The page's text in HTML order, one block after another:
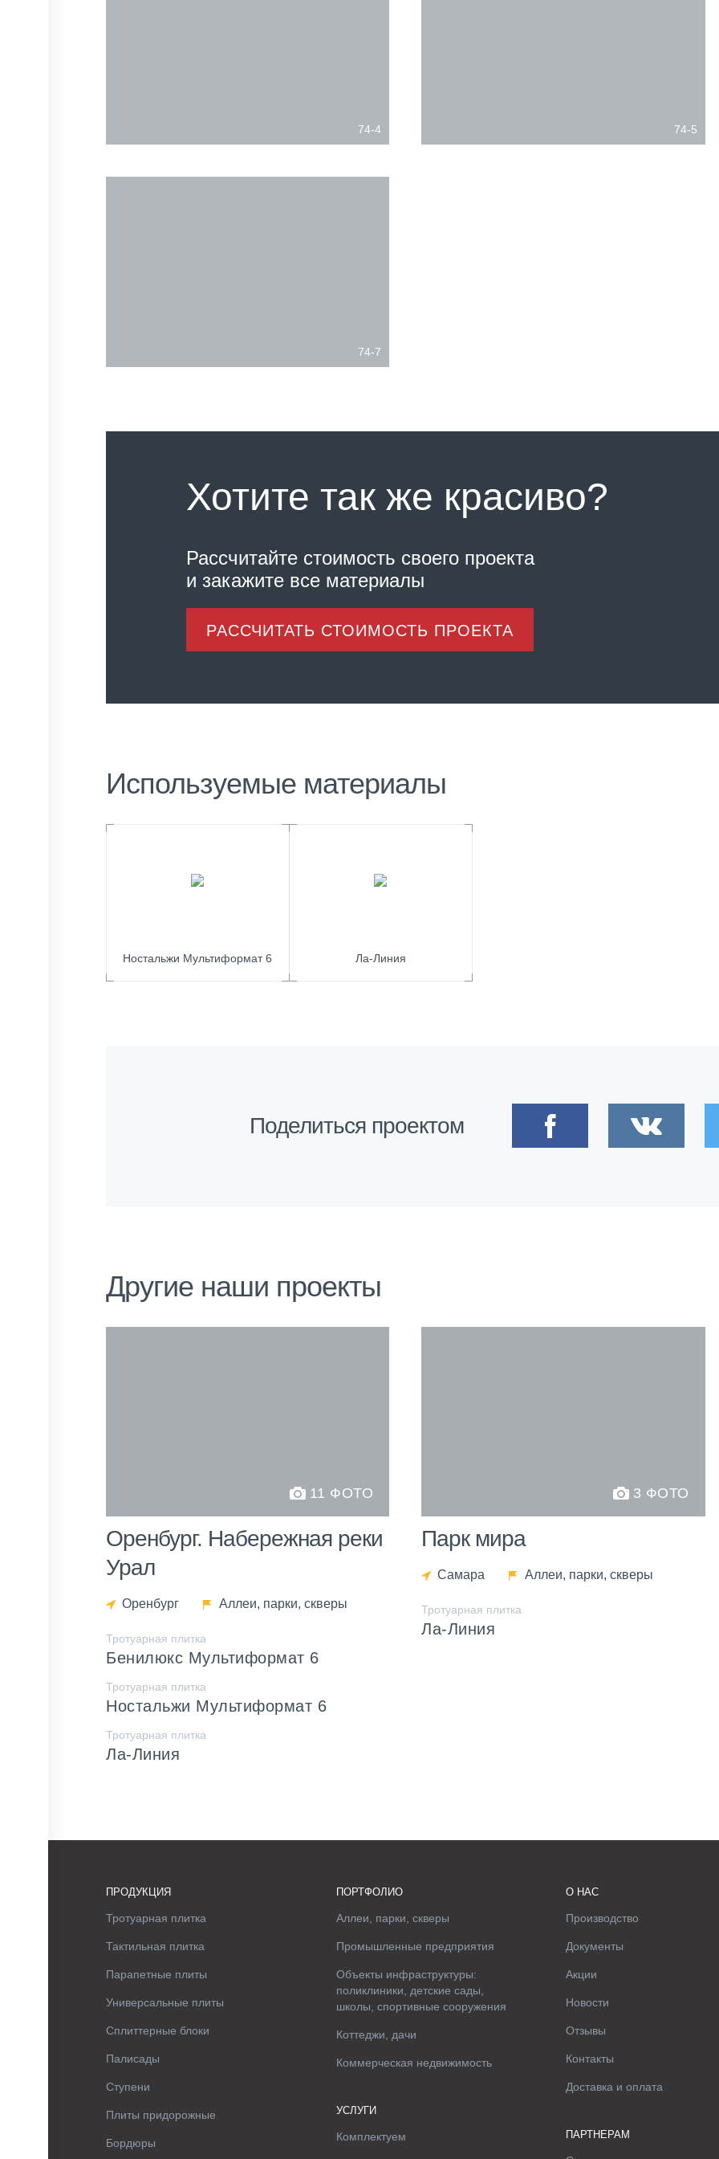
74-4 74-5
74-7
Хотите так же красиво?
Рассчитайте стоимость своего проекта
и закажите все материалы
РАССЧИТАТЬ СТОИМОСТЬ ПРОЕКТА
Используемые материалы
Ностальжи Мультиформат 6 Ла-Линия
Поделиться проектом
Другие наши проекты
11 ФОТО
Оренбург. Набережная реки
Урал
Оренбург Аллеи, парки, скверы
Тротуарная плитка
Бенилюкс Мультиформат 6
Тротуарная плитка
Ностальжи Мультиформат 6
Тротуарная плитка
Ла-Линия
3 ФОТО
Парк мира
Самара Аллеи, парки, скверы
Тротуарная плитка
Ла-Линия
ПРОДУКЦИЯ
Тротуарная плитка
Тактильная плитка
Парапетные плиты
Универсальные плиты
Сплиттерные блоки
Палисады
Ступени
Плиты придорожные
Бордюры
ПОРТФОЛИО
Аллеи, парки, скверы
Промышленные предприятия
Объекты инфраструктуры:
поликлиники, детские сады,
школы, спортивные сооружения
Коттеджи, дачи
Коммерческая недвижимость
УСЛУГИ
Комплектуем
О НАС
Производство
Документы
Акции
Новости
Отзывы
Контакты
Доставка и оплата
ПАРТНЕРАМ